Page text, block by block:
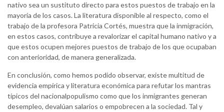
nativo sea un sustituto directo para estos puestos de trabajo en la
mayoría de los casos. La literatura disponible al respecto, como el
trabajo de la profesora Patricia Cortés, muestra que la inmigración,
en estos casos, contribuye a revalorizar el capital humano nativo y a
que estos ocupen mejores puestos de trabajo de los que ocupaban
con anterioridad, de manera generalizada.
En conclusión, como hemos podido observar, existe multitud de
evidencia empírica y literatura económica para refutar los mantras
típicos del nacionalpopulismo como que los inmigrantes generan
desempleo, devalúan salarios o empobrecen a la sociedad. Tal y